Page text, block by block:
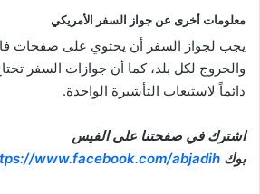
معلومات أخرى عن جواز السفر الأمريكي
يجب لجواز السفر أن يحتوي على صفحات
والخروج لكل بلد، كما أن جوازات السفر
دائماً لاستيعاب التأشيرة الواحدة.
اشترك في صفحتنا على الفيس
بوك www.facebook.com/abjadih